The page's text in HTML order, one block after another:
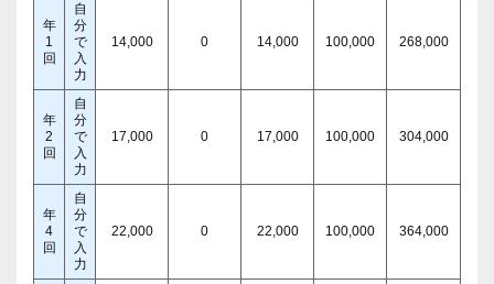
年
1
回
自
分
で
入
力
14,000 0 14,000 100,000 268,000
年
2
回
自
分
で
入
力
17,000 0 17,000 100,000 304,000
年
4
回
自
分
で
入
力
22,000 0 22,000 100,000 364,000